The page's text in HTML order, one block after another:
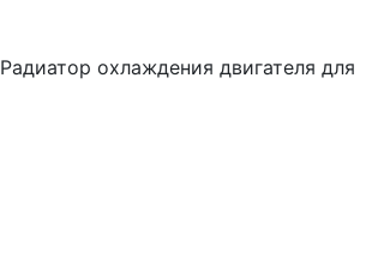
Радиатор охлаждения двигателя для